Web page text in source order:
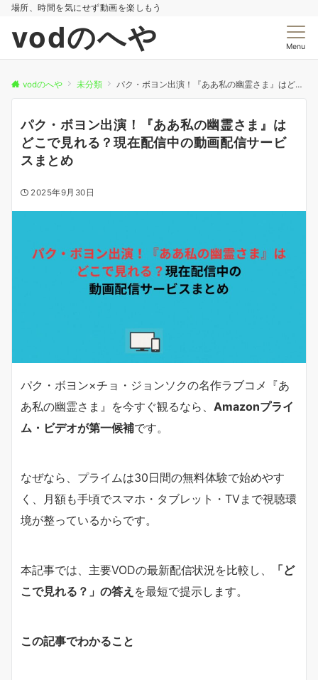
場所、時間を気にせず動画を楽しもう
vodのへや Menu
vodのへや 未分類 パク・ボヨン出演！『ああ私の幽霊さま』はどこで見れる？現在配信中の動画配信サービスまとめ
パク・ボヨン出演！『ああ私の幽霊さま』は
どこで見れる？現在配信中の動画配信サービ
スまとめ
2025年9月30日
パク・ボヨン×チョ・ジョンソクの名作ラブコメ『あ
あ私の幽霊さま』を今すぐ観るなら、 Amazonプライ
ム・ビデオが第一候補です。
なぜなら、プライムは30日間の無料体験で始めやす
く、月額も手頃でスマホ・タブレット・TVまで視聴環
境が整っているからです。
本記事では、主要VODの最新配信状況を比較し、
「ど
こで見れる？」の答え を最短で提示します。
この記事でわかること